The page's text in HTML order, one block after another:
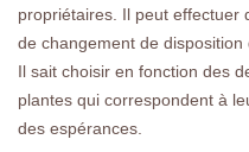
propriétaires. Il peut effectuer
de changement de disposition
Il sait choisir en fonction des
plantes qui correspondent à
des espérances.